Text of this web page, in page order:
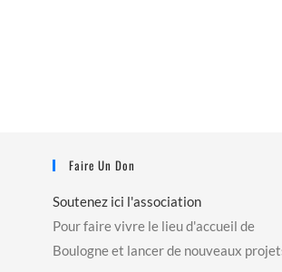
Faire Un Don
Soutenez ici l'association
Pour faire vivre le lieu d'accueil de
Boulogne et lancer de nouveaux